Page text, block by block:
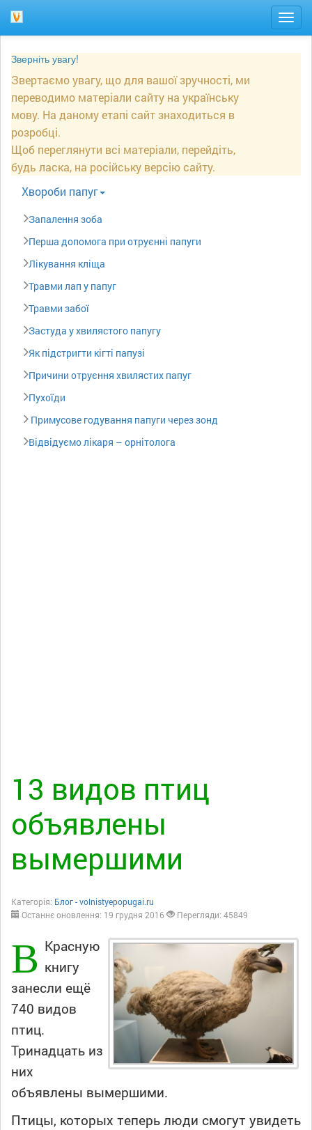
Зверніть увагу!
Звертаємо увагу, що для вашої зручності, ми
переводимо матеріали сайту на українську
мову. На даному етапі сайт знаходиться в
розробці.
Щоб переглянути всі матеріали, перейдіть,
будь ласка, на російську версію сайту.
Xвороби папуг
Запалення зоба
Перша допомога при отруєнні папуги
Лікування кліща
Травми лап у папуг
Травми забої
Застуда у хвилястого папугу
Як підстригти кігті папузі
Причини отруєння хвилястих папуг
Пухоїди
Примусове годування папуги через зонд
Відвідуємо лікаря – орнітолога
13 видов птиц
объявлены
вымершими
Категорія: Блог - volnistyepopugai.ru
Останнє оновлення: 19 грудня 2016
Перегляди: 45849
В Красную
книгу
занесли ещё
740 видов
птиц.
Тринадцать из
них
объявлены вымершими.
Птицы, которых теперь люди смогут увидеть